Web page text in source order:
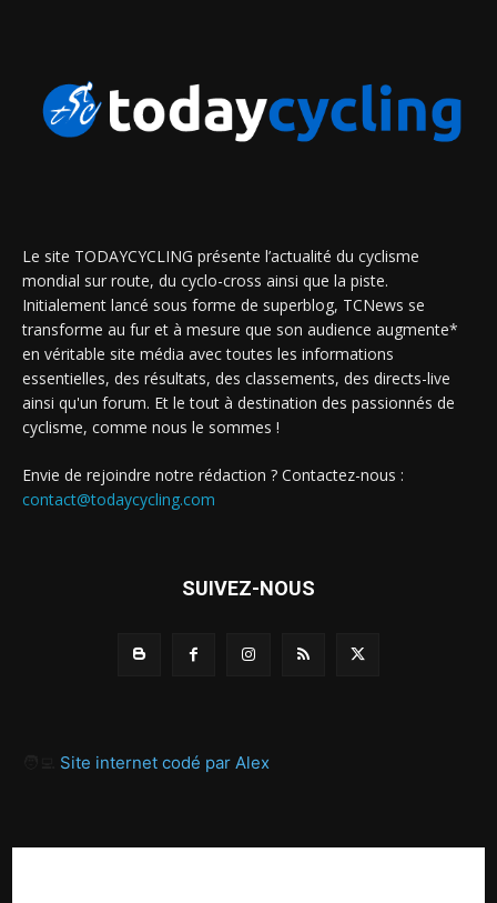
Le site TODAYCYCLING présente l’actualité du cyclisme
mondial sur route, du cyclo-cross ainsi que la piste.
Initialement lancé sous forme de superblog, TCNews se
transforme au fur et à mesure que son audience augmente*
en véritable site média avec toutes les informations
essentielles, des résultats, des classements, des directs-live
ainsi qu'un forum. Et le tout à destination des passionnés de
cyclisme, comme nous le sommes !
Envie de rejoindre notre rédaction ? Contactez-nous :
contact@todaycycling.com
SUIVEZ-NOUS
Site internet codé par Alex